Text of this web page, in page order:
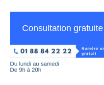
Consultation gratuite